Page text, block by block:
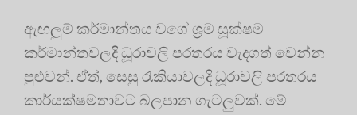
ඇඟලුම් කර්මාන්තය වගේ ශ්‍රම සූක්ෂම
කර්මාන්තවලදි ධූරාවලි පරතරය වැදගත් වෙන්න
පුළුවන්. ඒත්, සෙසු රැකියාවලදි ධූරාවලි පරතරය
කාර්යක්ෂමතාවට බලපාන ගැටලුවක්. මේ